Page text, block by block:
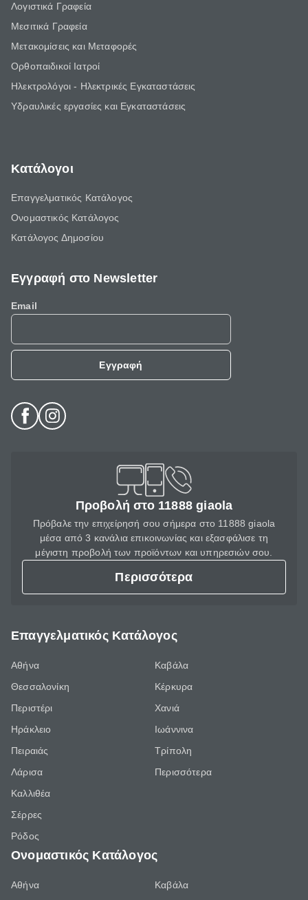
Λογιστικά Γραφεία
Μεσιτικά Γραφεία
Μετακομίσεις και Μεταφορές
Ορθοπαιδικοί Ιατροί
Ηλεκτρολόγοι - Ηλεκτρικές Εγκαταστάσεις
Υδραυλικές εργασίες και Εγκαταστάσεις
Κατάλογοι
Επαγγελματικός Κατάλογος
Ονομαστικός Κατάλογος
Κατάλογος Δημοσίου
Εγγραφή στο Newsletter
Email
Εγγραφή
Προβολή στο 11888 giaola
Πρόβαλε την επιχείρησή σου σήμερα στο 11888 giaola
μέσα από 3 κανάλια επικοινωνίας και εξασφάλισε τη
μέγιστη προβολή των προϊόντων και υπηρεσιών σου.
Περισσότερα
Επαγγελματικός Κατάλογος
Αθήνα
Θεσσαλονίκη
Περιστέρι
Ηράκλειο
Πειραιάς
Λάρισα
Καλλιθέα
Σέρρες
Ρόδος
Καβάλα
Κέρκυρα
Χανιά
Ιωάννινα
Τρίπολη
Περισσότερα
Ονομαστικός Κατάλογος
Αθήνα Καβάλα